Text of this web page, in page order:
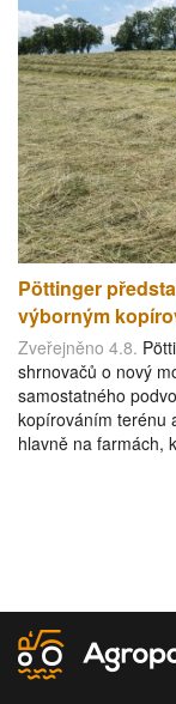
Pöttinger
výborným
Zveřejněno 4.8.
shrnovačů o nový
samostatného
kopírováním terénu
hlavně na farmách,